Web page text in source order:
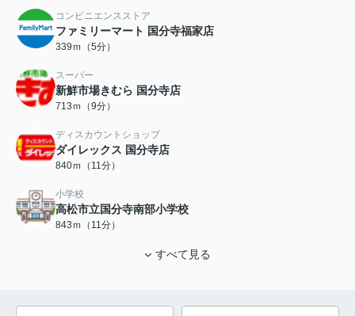
コンビニエンスストア
ファミリーマート 国分寺福家店
339ｍ（5分）
スーパー
新鮮市場きむら 国分寺店
713ｍ（9分）
ディスカウントショップ
ダイレックス 国分寺店
840ｍ（11分）
小学校
高松市立国分寺南部小学校
843ｍ（11分）
すべて見る